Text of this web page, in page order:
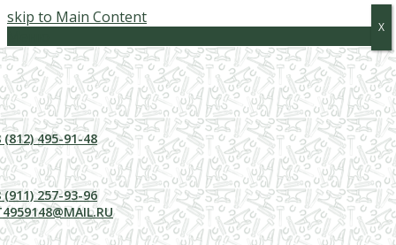
skip to Main Content
(812) 495-91-48
(911) 257-93-96
Х
Х